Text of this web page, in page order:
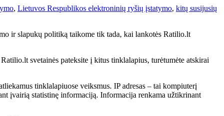
, Lietuvos Respublikos elektroninių ryšių įstatymo, kitų susijusių
ir slapukų politiką taikome tik tada, kai lankotės Ratilio.lt
svetainės pateksite į kitus tinklalapius, turėtumėte atskirai
tinklalapiuose veiksmus. IP adresas – tai kompiuterį
įvairią statistinę informaciją. Informacija renkama užtikrinant